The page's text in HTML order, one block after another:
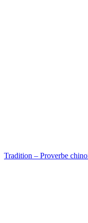
Tradition – Proverbe